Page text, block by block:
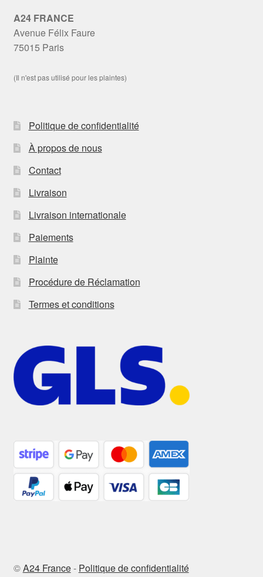
A24 FRANCE
Avenue Félix Faure
75015 Paris
(Il n'est pas utilisé pour les plaintes)
Politique de confidentialité
À propos de nous
Contact
Livraison
Livraison internationale
Paiements
Plainte
Procédure de Réclamation
Termes et conditions
©A24 France- Politique de confidentialité